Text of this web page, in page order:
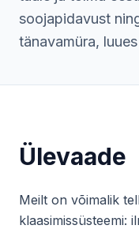
soojapidavust
tänavamüra,
Ülevaade
Meilt on võimalik
klaasimissüsteemi: